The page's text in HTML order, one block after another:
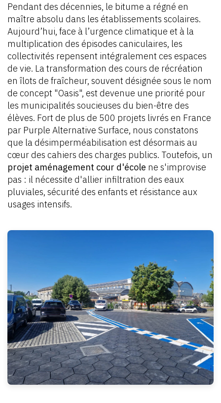
Pendant des décennies, le bitume a régné en
maître absolu dans les établissements scolaires.
Aujourd’hui, face à l’urgence climatique et à la
multiplication des épisodes caniculaires, les
collectivités repensent intégralement ces espaces
de vie. La transformation des cours de récréation
en îlots de fraîcheur, souvent désignée sous le nom
de concept "Oasis", est devenue une priorité pour
les municipalités soucieuses du bien-être des
élèves. Fort de plus de 500 projets livrés en France
par Purple Alternative Surface, nous constatons
que la désimperméabilisation est désormais au
cœur des cahiers des charges publics. Toutefois, un
projet aménagement cour d'école ne s'improvise
pas : il nécessite d'allier infiltration des eaux
pluviales, sécurité des enfants et résistance aux
usages intensifs.